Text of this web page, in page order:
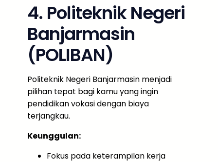
4. Politeknik Negeri
Banjarmasin
(POLIBAN)
Politeknik Negeri Banjarmasin menjadi
pilihan tepat bagi kamu yang ingin
pendidikan vokasi dengan biaya
terjangkau.
Keunggulan:
Fokus pada keterampilan kerja